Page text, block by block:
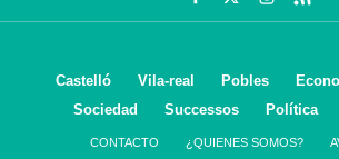
Castelló Vila-real Pobles
Sociedad
Successos Política
CONTACTO ¿QUIENES SOMOS?